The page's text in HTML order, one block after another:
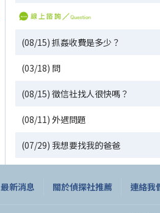
(08/15) 抓姦收費是多少？
(03/18) 問
(08/15) 徵信社找人很快嗎？
(08/11) 外遇問題
(07/29) 我想要找我的爸爸
最新消息 關於偵探社推薦 連絡我